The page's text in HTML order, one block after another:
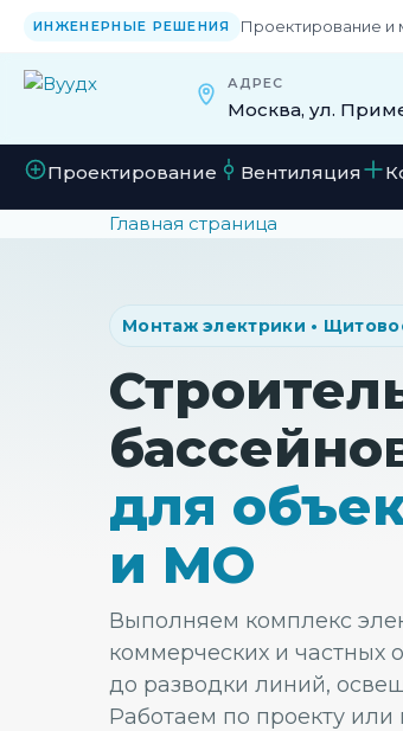
ИНЖЕНЕРНЫЕ РЕШЕНИЯ Проектирование и
АДРЕС
Москва, ул.
Проектирование Вентиляция
Главная страница
Монтаж электрики •
для
и МО
Выполняем комплекс
коммерческих и частных
до разводки линий,
Работаем по проекту или